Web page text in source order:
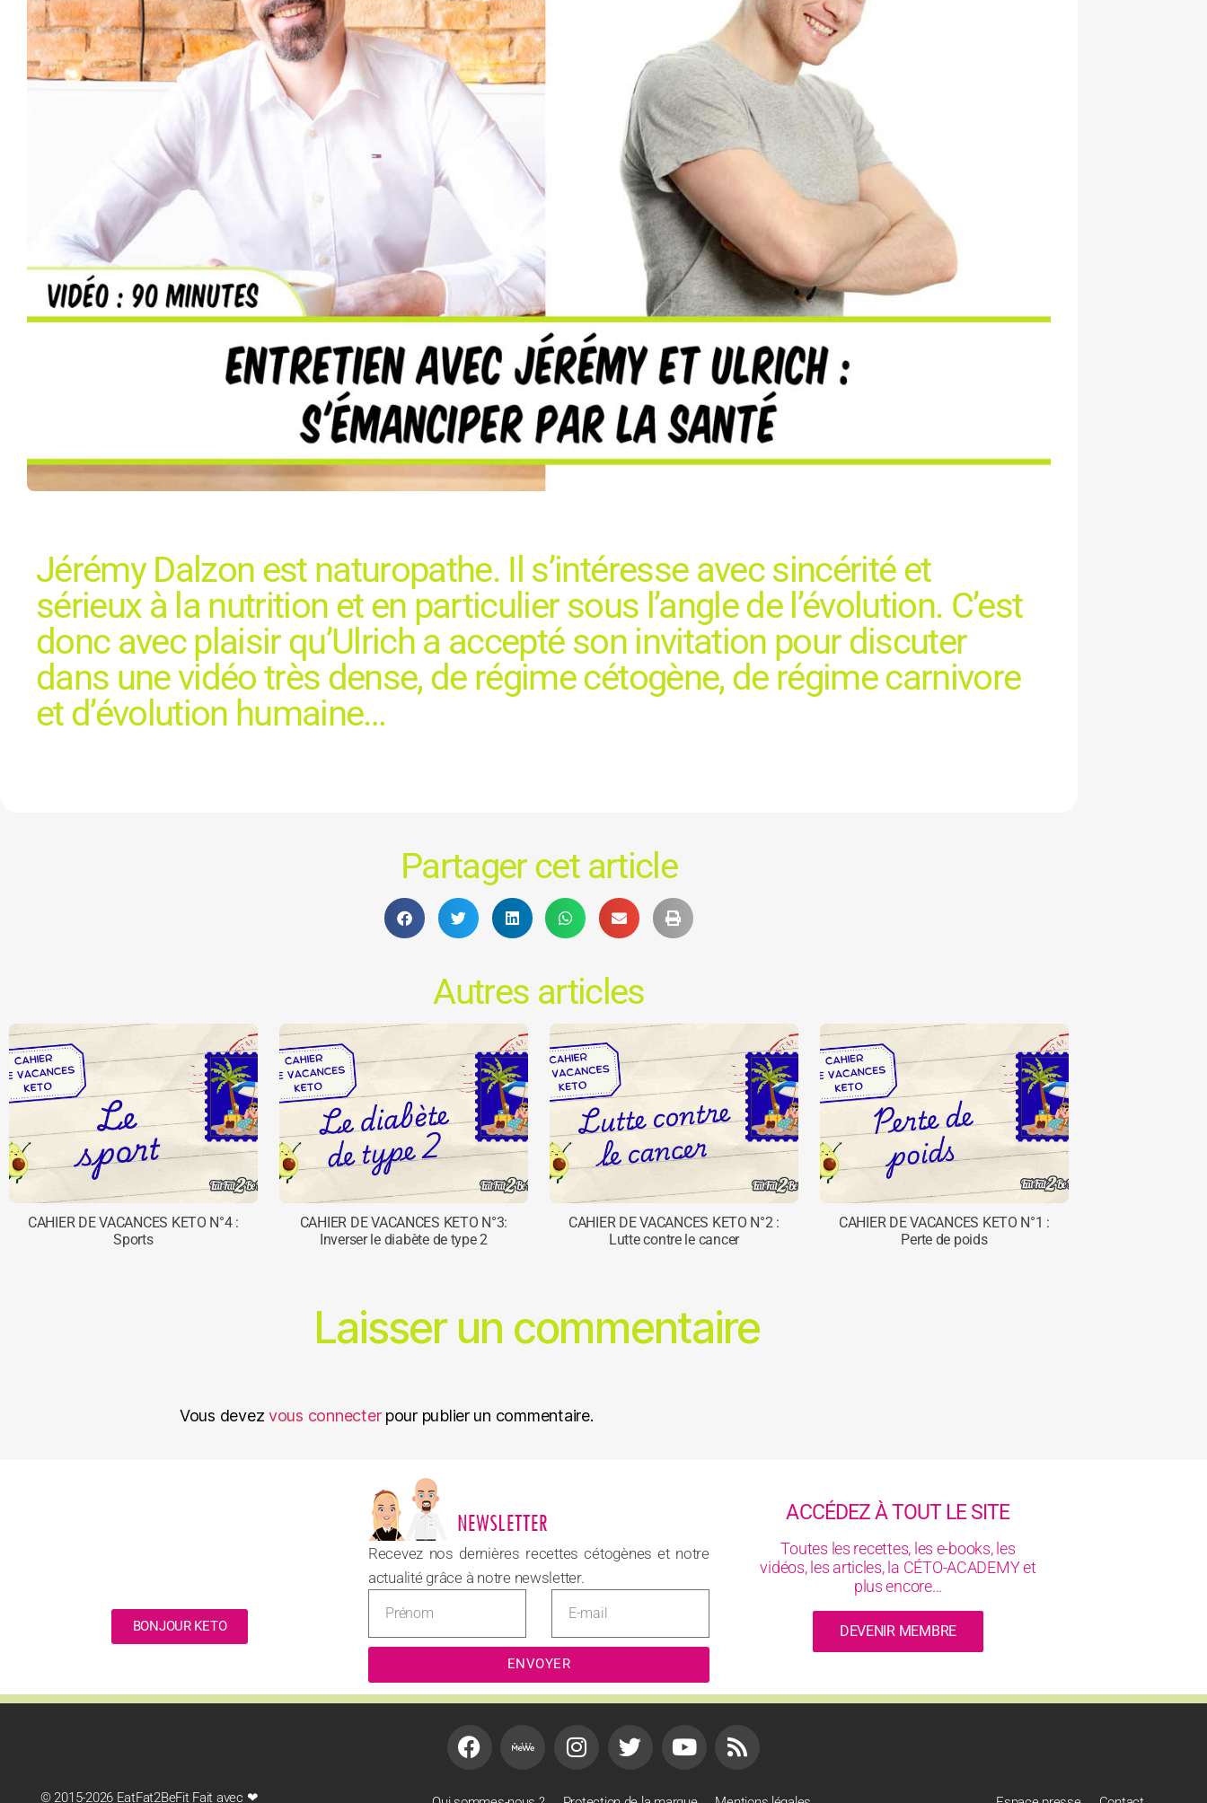
Jérémy Dalzon est naturopathe. Il s’intéresse avec sincérité et
sérieux à la nutrition et en particulier sous l’angle de l’évolution. C’est
donc avec plaisir qu’Ulrich a accepté son invitation pour discuter
dans une vidéo très dense, de régime cétogène, de régime carnivore
et d’évolution humaine…
Partager cet article
Autres articles
CAHIER DE VACANCES KETO N°4 :
Sports
CAHIER DE VACANCES KETO N°3:
Inverser le diabète de type 2
CAHIER DE VACANCES KETO N°2 :
Lutte contre le cancer
CAHIER DE VACANCES KETO N°1 :
Perte de poids
Laisser un commentaire
Vous devezvous connecterpour publier un commentaire.
BONJOUR KETO
NOUVEAU
Recevez nos dernières recettes cétogènes et notre
actualité grâce à notre newsletter.
ENVOYER
ACCÉDEZ À TOUT LE SITE
Toutes les recettes, les e-books, les
vidéos, les articles, la CÉTO-ACADEMY et
plus encore...
DEVENIR MEMBRE
© 2015-2026 EatFat2BeFit Fait avec ❤